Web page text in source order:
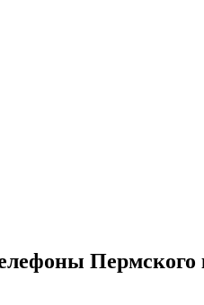
Пермского